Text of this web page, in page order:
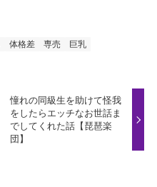
体格差 専売
巨乳
憧れの同級生を助けて怪我
をしたらエッチなお世話ま
でしてくれた話【琵琶楽
団】